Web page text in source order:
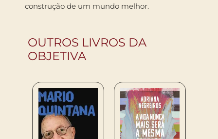
construção de um mundo melhor.
OUTROS LIVROS DA
OBJETIVA